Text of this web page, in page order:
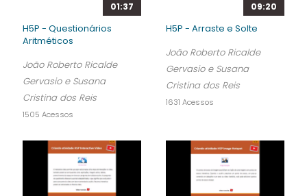
01:37
H5P - Questionários
Aritméticos
João Roberto Ricalde
Gervasio e Susana
Cristina dos Reis
1505 Acessos
09:20
H5P - Arraste e Solte
João Roberto Ricalde
Gervasio e Susana
Cristina dos Reis
1631 Acessos